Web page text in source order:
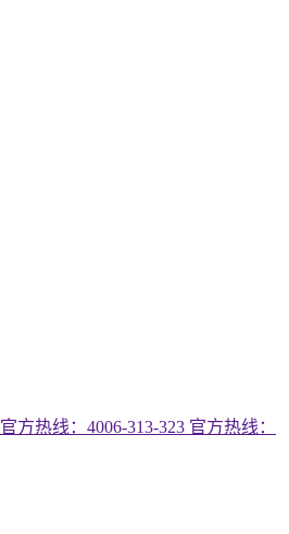
官方热线：4006-313-323 官方热线：